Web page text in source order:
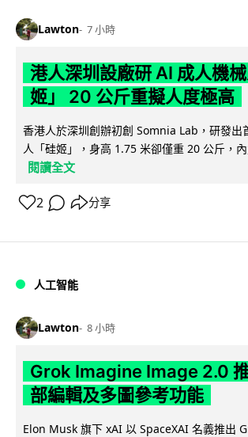
Lawton 7 小時
港人深圳設廠研 AI 成人機
姬」 20 公斤重擬人度極高
香港人於深圳創辦初創 Somnia Lab，研發出
人「硅姬」，身高 1.75 米卻僅重 20 公斤，
閱讀全文
2 分享
人工智能
Lawton 8 小時
Grok Imagine Image 2.0
部編輯及多圖參考功能
Elon Musk 旗下 xAI 以 SpaceXAI 名義推出